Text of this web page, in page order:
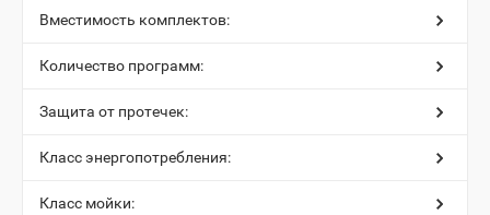
Вместимость комплектов:
Количество программ:
Защита от протечек:
Класс энергопотребления:
Класс мойки: